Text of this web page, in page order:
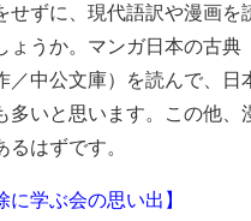
せずに、現代語訳や漫画を
ょうか。マンガ日本の古典
／中公文庫）を読んで、日
多いと思います。この他、
るはずです。
に学ぶ会の思い出】